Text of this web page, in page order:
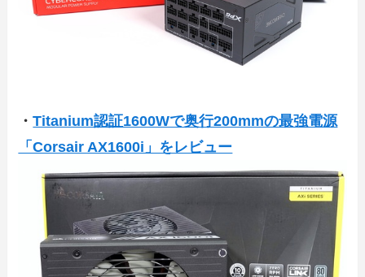
・Titanium認証1600Wで奥行200mmの最強電源
「Corsair AX1600i」をレビュー